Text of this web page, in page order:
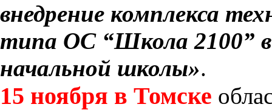
внедрение комплекса
типа ОС “Школа 2100”
начальной школы».
15 ноября в Томске